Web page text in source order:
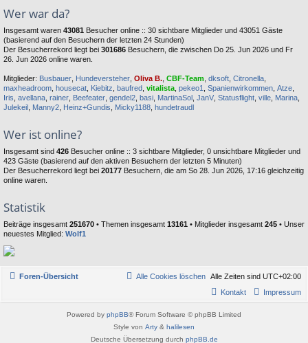
Wer war da?
Insgesamt waren 43081 Besucher online :: 30 sichtbare Mitglieder und 43051 Gäste
(basierend auf den Besuchern der letzten 24 Stunden)
Der Besucherrekord liegt bei 301686 Besuchern, die zwischen Do 25. Jun 2026 und Fr
26. Jun 2026 online waren.
Mitglieder: Busbauer Hundeversteher Oliva B. CBF-Team dksoft Citronella
maxheadroom housecat Kiebitz baufred vitalista pekeo1 Spanienwirkommen Atze
Iris avellana rainer Beefeater gendel2 basi MartinaSol JanV Statusflight ville Marina
Julekeil Manny2 Heinz+Gundis Micky1188 hundetraudl
Wer ist online?
Insgesamt sind 426 Besucher online :: 3 sichtbare Mitglieder, 0 unsichtbare Mitglieder und
423 Gäste (basierend auf den aktiven Besuchern der letzten 5 Minuten)
Der Besucherrekord liegt bei 20177 Besuchern, die am So 28. Jun 2026, 17:16 gleichzeitig
online waren.
Statistik
Beiträge insgesamt 251670 • Themen insgesamt 13161 • Mitglieder insgesamt 245 • Unser
neuestes Mitglied: Wolf1
Foren-Übersicht Alle Zeiten sind UTC+02:00
Alle Cookies löschen
Impressum
Kontakt
Powered by phpBB® Forum Software © phpBB Limited
Style von Arty & halilesen
Deutsche Übersetzung durch phpBB.de